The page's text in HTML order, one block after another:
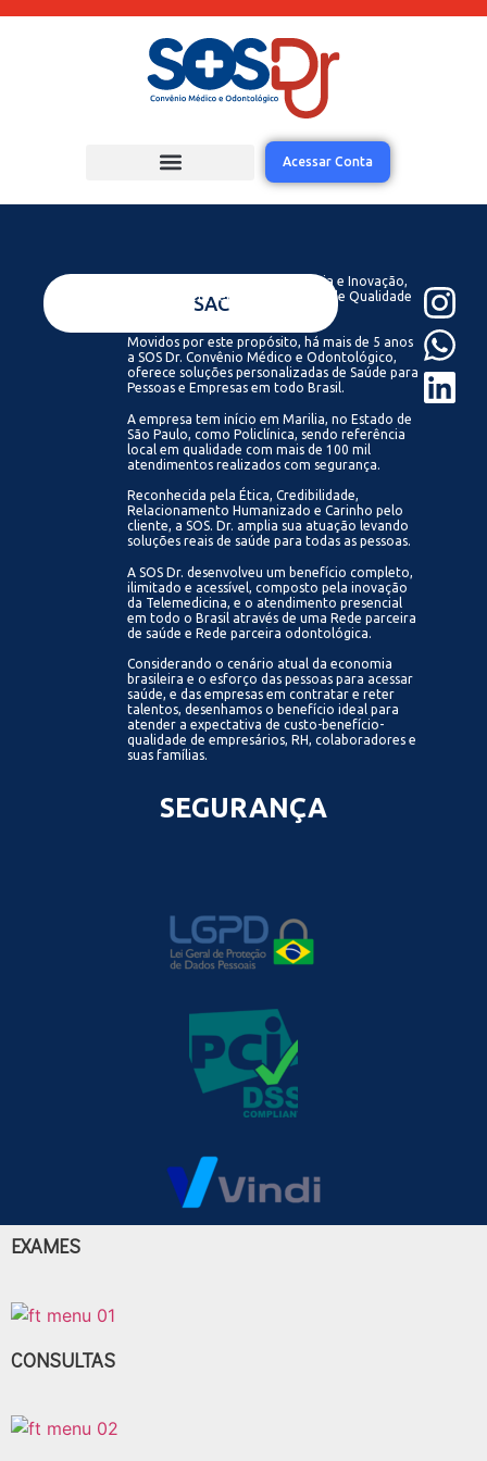
Acessar Conta
VENDASSAC
Acreditamos que com Tecnologia e Inovação,
todos podem ter acesso a Saúde de Qualidade
Movidos por este propósito, há mais de 5 anos
a SOS Dr. Convênio Médico e Odontológico,
oferece soluções personalizadas de Saúde para
Pessoas e Empresas em todo Brasil.
A empresa tem início em Marilia, no Estado de
São Paulo, como Policlínica, sendo referência
local em qualidade com mais de 100 mil
atendimentos realizados com segurança.
Reconhecida pela Ética, Credibilidade,
Relacionamento Humanizado e Carinho pelo
cliente, a SOS. Dr. amplia sua atuação levando
soluções reais de saúde para todas as pessoas.
A SOS Dr. desenvolveu um benefício completo,
ilimitado e acessível, composto pela inovação
da Telemedicina, e o atendimento presencial
em todo o Brasil através de uma Rede parceira
de saúde e Rede parceira odontológica.
Considerando o cenário atual da economia
brasileira e o esforço das pessoas para acessar
saúde, e das empresas em contratar e reter
talentos, desenhamos o benefício ideal para
atender a expectativa de custo-benefício-
qualidade de empresários, RH, colaboradores e
suas famílias.
SEGURANÇA
EXAMES
CONSULTAS